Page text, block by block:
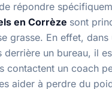
répondre
en Corrèze sont
grasse. En effet,
derrière un bureau, il
contactent un coach
aider à perdre du